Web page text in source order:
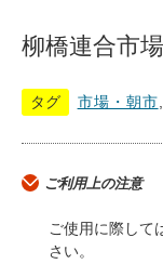
柳橋連合市
タグ 市場・朝市
ご利用上の注意
ご使用に際して
さい。